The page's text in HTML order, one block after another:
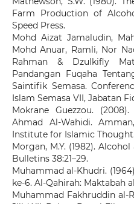
Farm Production of
Speed Press.
Mohd Aizat Jamaludin,
Mohd Anuar, Ramli, Nor
Rahman & Dzulkifly Mat
Pandangan Fuqaha
Saintifik Semasa.
Islam Semasa VII, Jabatan
Mokrane Guezzou.
Ahmad Al-Wahidi.
Institute for Islamic Thought.
Morgan, M.Y. (1982).
Bulletins 38:21–29.
Muhammad al-Khudri.
ke-6. Al-Qahirah: Maktabah
Muhammad Fakhruddin al-